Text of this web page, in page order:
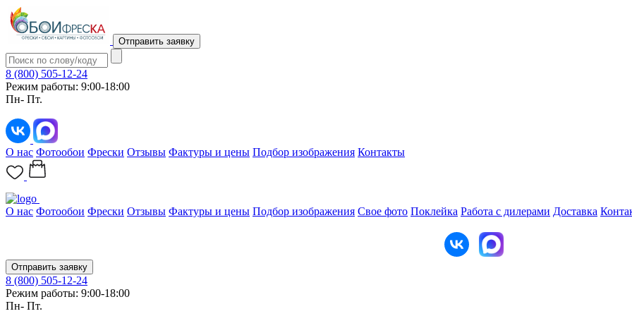
Отправить заявку
8 (800) 505-12-24
Режим работы: 9:00-18:00
Пн- Пт.
О нас Фотообои Фрески Отзывы Фактуры и цены Подбор изображения Контакты
О нас Фотообои Фрески Отзывы Фактуры и цены Подбор изображения Свое фото Поклейка Работа с дилерами Доставка
Отправить заявку
8 (800) 505-12-24
Режим работы: 9:00-18:00
Пн- Пт.